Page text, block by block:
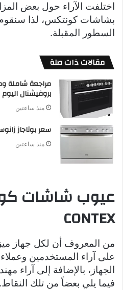
اختلفت الآراء حول بعض
بشاشات كونتكس، لذا سنقوم
السطور المقبلة.
مقالات ذات صلة
مراجعة شاملة
بروفيشنال اليوم
منذ ساعتين
سعر بوتاجاز
منذ ساعتين
عيوب شاشات
CONTEX
من المعروف أن لكل جهاز
على آراء المستخدمين
الجهاز، بالإضافة إلى آراء
فيما يلي بعضاً من تلك